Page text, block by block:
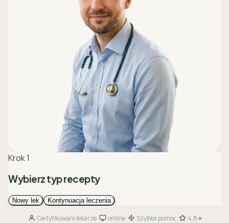
Certyfikowani lekarze· online· Szybka pomoc· 4.8★